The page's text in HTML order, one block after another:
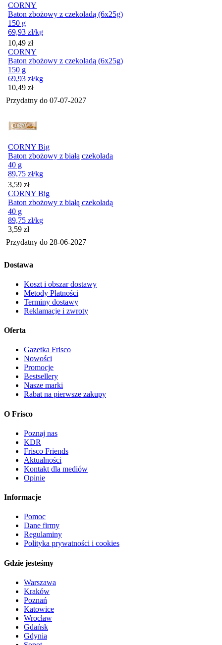
CORNY
Baton zbożowy z czekoladą (6x25g)
150 g
69,93 zł/kg
Cena
10,49 zł
CORNY
Baton zbożowy z czekoladą (6x25g)
150 g
69,93 zł/kg
Cena
10,49 zł
Przydatny do 07-07-2027
CORNY Big
Baton zbożowy z białą czekoladą
40 g
89,75 zł/kg
Cena
3,59 zł
CORNY Big
Baton zbożowy z białą czekoladą
40 g
89,75 zł/kg
Cena
3,59 zł
Przydatny do 28-06-2027
Dostawa
Koszt i obszar dostawy
Metody Płatności
Terminy dostawy
Reklamacje i zwroty
Oferta
Gazetka Frisco
Nowości
Promocje
Bestsellery
Nasze marki
Rabat na pierwsze zakupy
O Frisco
Poznaj nas
KDR
Frisco Friends
Aktualności
Kontakt dla mediów
Opinie
Informacje
Pomoc
Dane firmy
Regulaminy
Polityka prywatności i cookies
Gdzie jesteśmy
Warszawa
Kraków
Poznań
Katowice
Wrocław
Gdańsk
Gdynia